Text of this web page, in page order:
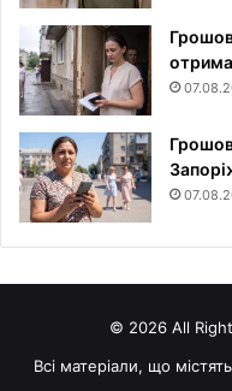
© 2026 All
Всі матеріали, що